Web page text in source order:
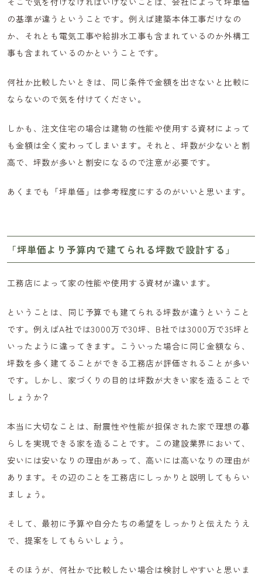
の基準が違うということです。例えば建築本体工事だけなの
か、それとも電気工事や給排水工事も含まれているのか外構工
事も含まれているのかということです。
何社か比較したいときは、同じ条件で金額を出さないと比較に
ならないので気を付けてください。
しかも、注文住宅の場合は建物の性能や使用する資材によって
も金額は全く変わってしまいます。それと、坪数が少ないと割
高で、坪数が多いと割安になるので注意が必要です。
あくまでも「坪単価」は参考程度にするのがいいと思います。
「坪単価より予算内で建てられる坪数で設計する」
工務店によって家の性能や使用する資材が違います。
ということは、同じ予算でも建てられる坪数が違うということ
です。例えばA社では3000万で30坪、B社では3000万で35坪と
いったように違ってきます。こういった場合に同じ金額なら、
坪数を多く建てることができる工務店が評価されることが多い
です。しかし、家づくりの目的は坪数が大きい家を造ることで
しょうか？
本当に大切なことは、耐震性や性能が担保された家で理想の暮
らしを実現できる家を造ることです。この建設業界において、
安いには安いなりの理由があって、高いには高いなりの理由が
あります。その辺のことを工務店にしっかりと説明してもらい
ましょう。
そして、最初に予算や自分たちの希望をしっかりと伝えたうえ
で、提案をしてもらいしょう。
そのほうが、何社かで比較したい場合は検討しやすいと思いま